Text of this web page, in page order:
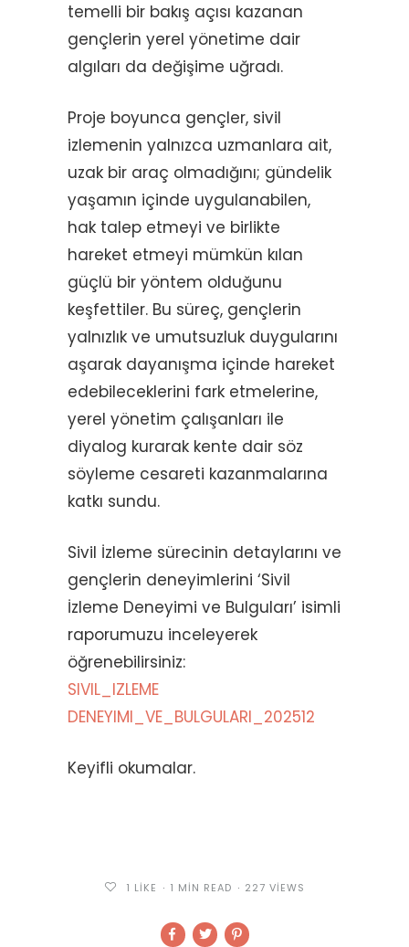
temelli bir bakış açısı kazanan
gençlerin yerel yönetime dair
algıları da değişime uğradı.
Proje boyunca gençler, sivil
izlemenin yalnızca uzmanlara ait,
uzak bir araç olmadığını; gündelik
yaşamın içinde uygulanabilen,
hak talep etmeyi ve birlikte
hareket etmeyi mümkün kılan
güçlü bir yöntem olduğunu
keşfettiler. Bu süreç, gençlerin
yalnızlık ve umutsuzluk duygularını
aşarak dayanışma içinde hareket
edebileceklerini fark etmelerine,
yerel yönetim çalışanları ile
diyalog kurarak kente dair söz
söyleme cesareti kazanmalarına
katkı sundu.
Sivil İzleme sürecinin detaylarını ve
gençlerin deneyimlerini ‘Sivil
İzleme Deneyimi ve Bulguları’ isimli
raporumuzu inceleyerek
öğrenebilirsiniz:
SIVIL_IZLEME
DENEYIMI_VE_BULGULARI_202512
Keyifli okumalar.
1 LIKE 1 MIN READ 227 VIEWS